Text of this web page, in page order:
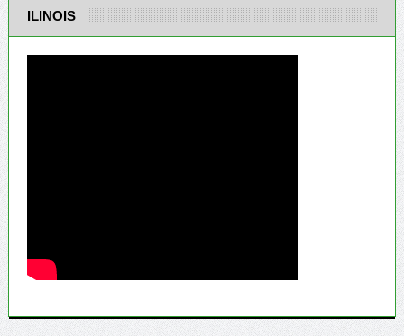
ILINOIS